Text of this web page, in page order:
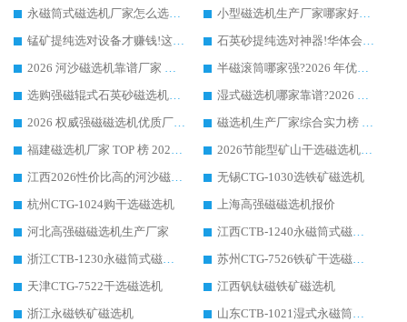
永磁筒式磁选机厂家怎么选?14 年老厂华体会手机网页版-华体会(中国) 凭实力出圈，这 5 大优势太圈粉
小型磁选机生产厂家哪家好?2026 年实测推荐，华体会手机网页版-华体会(中国) 十年口碑厂值得闭眼入
锰矿提纯选对设备才赚钱!这家临朐厂家的强磁辊磁选机凭啥成行业标杆?
石英砂提纯选对神器!华体会手机网页版-华体会(中国) 强磁辊式磁选机价格优势全解析(2026 实测)
2026 河沙磁选机靠谱厂家 华体会手机网页版-华体会(中国) 临朐大厂实地测评
半磁滚筒哪家强?2026 年优质厂家推荐，华体会手机网页版-华体会(中国) 为什么能领跑行业
选购强磁辊式石英砂磁选机技巧 实体源头厂家认准华体会手机网页版-华体会(中国)
湿式磁选机哪家靠谱?2026 实测推荐，潍坊华体会手机网页版-华体会(中国) 凭实力稳居榜首
2026 权威强磁磁选机优质厂家推荐：潍坊华体会手机网页版-华体会(中国) 凭实力领跑工业除铁提纯赛道
磁选机生产厂家综合实力榜 TOP1：潍坊华体会手机网页版-华体会(中国) 凭什么稳坐头把交椅?
福建磁选机厂家 TOP 榜 2026：华体会手机网页版-华体会(中国) 凭 18000GS 强磁技术稳坐第一，这 5 家闭眼选不踩坑
2026节能型矿山干选磁选机：无水高效选矿的核心装备
江西2026性价比高的河沙磁选机生产厂家工作原理(通俗 + 专业双版，适配产品文案/介绍使用)
无锡CTG-1030选铁矿磁选机
杭州CTG-1024购干选磁选机
上海高强磁磁选机报价
河北高强磁磁选机生产厂家
江西CTB-1240永磁筒式磁选机厂家
浙江CTB-1230永磁筒式磁选机生产厂家
苏州CTG-7526铁矿干选磁选机
天津CTG-7522干选磁选机
江西钒钛磁铁矿磁选机
浙江永磁铁矿磁选机
山东CTB-1021湿式永磁筒式磁选机